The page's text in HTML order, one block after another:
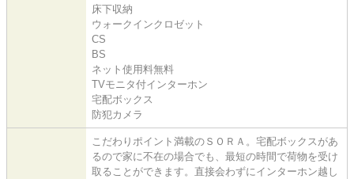
床下収納
ウォークインクロゼット
CS
BS
ネット使用料無料
TVモニタ付インターホン
宅配ボックス
防犯カメラ
こだわりポイント満載のＳＯＲＡ。宅配ボックスがあ
るので家に不在の場合でも、最短の時間で荷物を受け
取ることができます。直接会わずにインターホン越し